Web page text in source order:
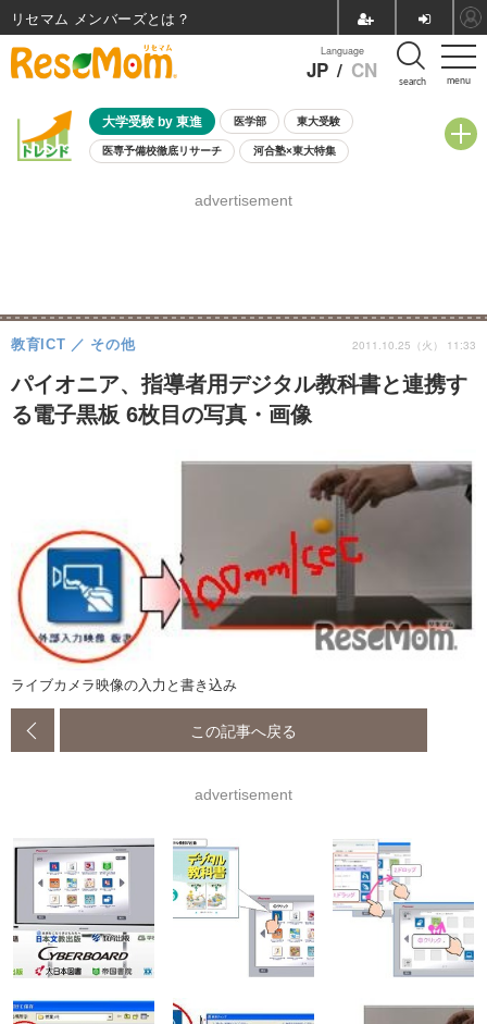
menu
Language
JP / CN search
大学受験 by 東進 医学部 東大受験
医専予備校徹底リサーチ 河合塾×東大特集
8月開催学校説明会・相談会
advertisement
パイオニア、指導者用デジタル教科書と連携す
る電子黒板 6枚目の写真・画像
教育ICT その他 2011.10.25（火） 11:33
ライブカメラ映像の入力と書き込み
この記事へ戻る
advertisement
リセマム メンバーズ